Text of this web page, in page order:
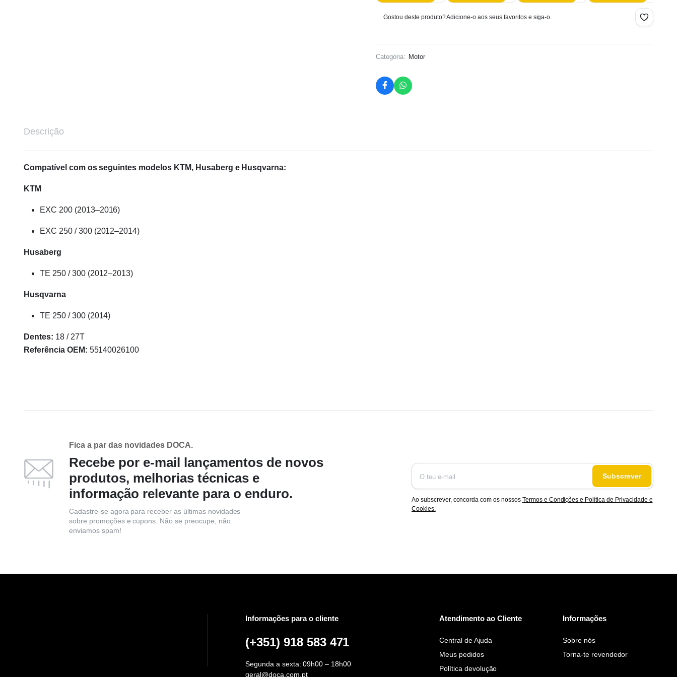
Gostou deste produto? Adicione-o aos seus favoritos e siga-o.
Categoria: Motor
Descrição
Compatível com os seguintes modelos KTM, Husaberg e Husqvarna:
KTM
EXC 200 (2013–2016)
EXC 250 / 300 (2012–2014)
Husaberg
TE 250 / 300 (2012–2013)
Husqvarna
TE 250 / 300 (2014)
Dentes: 18 / 27T
Referência OEM: 55140026100
Fica a par das novidades DOCA.
Recebe por e-mail lançamentos de novos
produtos, melhorias técnicas e
informação relevante para o enduro.
Cadastre-se agora para receber as últimas novidades
sobre promoções e cupons. Não se preocupe, não
enviamos spam!
Subscrever
Ao subscrever, concorda com os nossos Termos e Condições e Política de Privacidade e
Cookies.
Informações para o cliente
(+351) 918 583 471
Segunda a sexta: 09h00 – 18h00
geral@doca.com.pt
Atendimento ao Cliente
Central de Ajuda
Meus pedidos
Política devolução
Informações
Sobre nós
Torna-te revendedor